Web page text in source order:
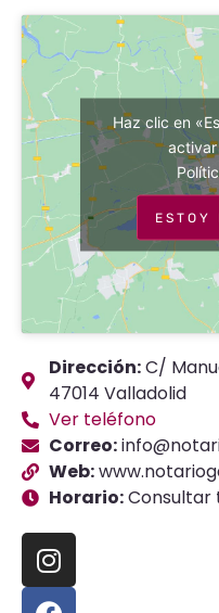
Haz clic en
activar
ESTOY
Dirección:C/
47014 Valladolid
Ver teléfono
Correo:
Web:
Horario: